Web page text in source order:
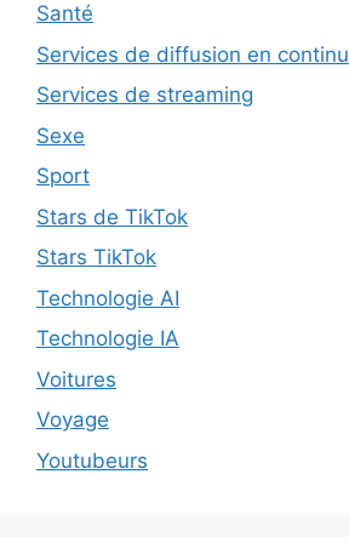
Santé
Services de diffusion en continu
Services de streaming
Sexe
Sport
Stars de TikTok
Stars TikTok
Technologie AI
Technologie IA
Voitures
Voyage
Youtubeurs